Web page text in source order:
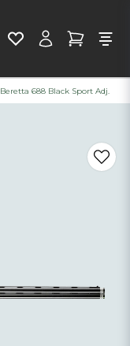
Beretta 688 Black Sport Adj.